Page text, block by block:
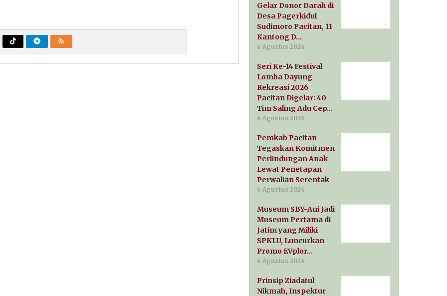
Gelar Donor Darah di
Desa Pagerkidul
Sudimoro Pacitan, 11
Kantong D…
6 Agustus 2026
Seri Ke-14 Festival
Lomba Dayung
Rekreasi 2026
Pacitan Digelar: 40
Tim Saling Adu Cep…
6 Agustus 2026
Pemkab Pacitan
Tegaskan Komitmen
Perlindungan Anak
Lewat Penetapan
Perwalian Serentak
6 Agustus 2026
Museum SBY-Ani Jadi
Museum Pertama di
Jatim yang Miliki
SPKLU, Luncurkan
Promo EVplor…
6 Agustus 2026
Prinsip Ziadatul
Nikmah, Inspektur